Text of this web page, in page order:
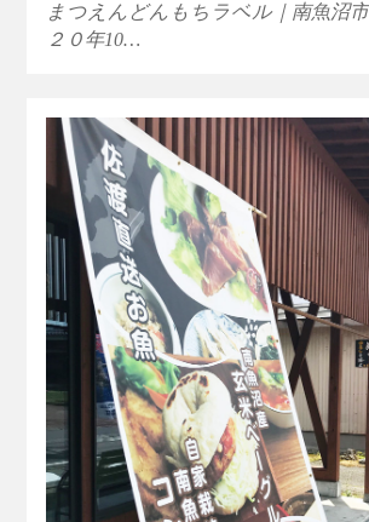
まつえんどんもちラベル｜南魚沼
２０年10…